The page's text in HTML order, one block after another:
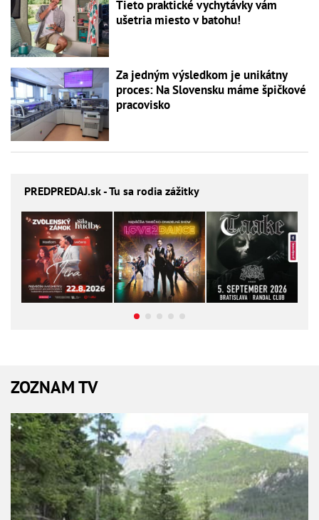
Tieto praktické vychytávky vám
ušetria miesto v batohu!
Za jedným výsledkom je unikátny
proces: Na Slovensku máme špičkové
pracovisko
PREDPREDAJ.sk - Tu sa rodia zážitky
ZOZNAM TV